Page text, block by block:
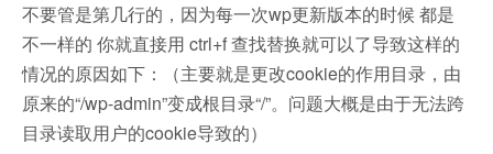
不要管是第几行的，因为每一次wp更新版本的时候 都是
不一样的 你就直接用 ctrl+f 查找替换就可以了导致这样的
情况的原因如下：（主要就是更改cookie的作用目录，由
原来的“/wp-admin”变成根目录“/”。问题大概是由于无法跨
目录读取用户的cookie导致的）